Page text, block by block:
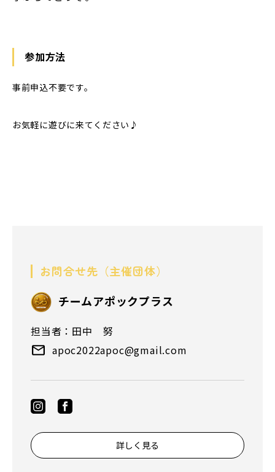
参加方法
事前申込不要です。
お気軽に遊びに来てください♪
お問合せ先（主催団体）
チームアポックプラス
担当者：田中 努
apoc2022apoc@gmail.com
詳しく見る